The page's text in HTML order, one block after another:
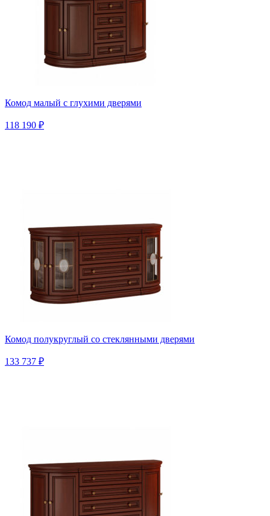
Комод малый с глухими дверями
118 190 ₽
Комод полукруглый со стеклянными дверями
133 737 ₽